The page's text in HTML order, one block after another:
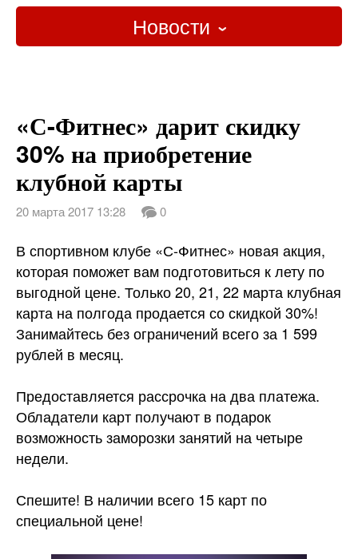
Новости
О нас
Новости
Правила магазина
Контакты
Вакансии
«С-Фитнес» дарит скидку
30% на приобретение
клубной карты
20 марта 2017 13:28 0
В спортивном клубе «С-Фитнес» новая акция,
которая поможет вам подготовиться к лету по
выгодной цене. Только 20, 21, 22 марта клубная
карта на полгода продается со скидкой 30%!
Занимайтесь без ограничений всего за 1 599
рублей в месяц.
Предоставляется рассрочка на два платежа.
Обладатели карт получают в подарок
возможность заморозки занятий на четыре
недели.
Спешите! В наличии всего 15 карт по
специальной цене!